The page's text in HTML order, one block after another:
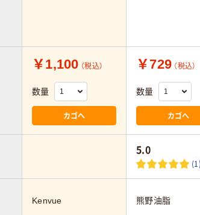
￥1,100 （税込）
数量
カゴへ
￥729 （税込）
数量
カゴへ
5.0
(1)
Kenvue 熊野油脂